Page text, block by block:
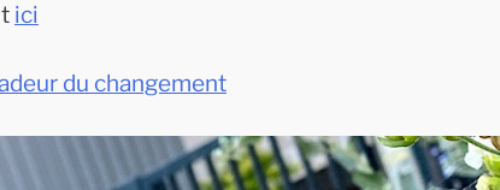
ici
du changement